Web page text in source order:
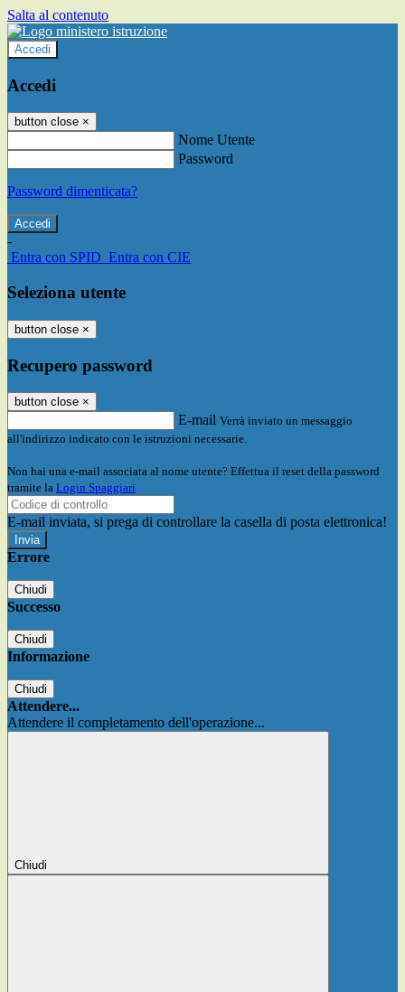
Salta al contenuto
Accedi
Accedi
button close ×
Nome Utente
Password
Password dimenticata?
-
Entra con SPID Entra con CIE
Seleziona utente
button close ×
Recupero password
button close ×
E-mail Verrà inviato un messaggio
all'indirizzo indicato con le istruzioni necessarie.
Non hai una e-mail associata al nome utente? Effettua il reset della password
tramite la Login Spaggiari
E-mail inviata, si prega di controllare la casella di posta elettronica!
Errore
Chiudi
Successo
Chiudi
Informazione
Chiudi
Attendere...
Attendere il completamento dell'operazione...
Chiudi